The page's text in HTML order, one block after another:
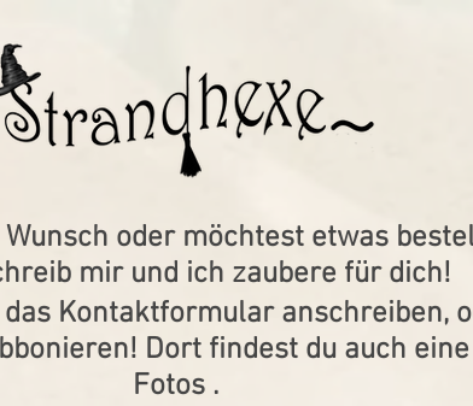
oder möchtest etwas
mir und ich zaubere für dich!
Kontaktformular anschreiben,
Dort findest du auch
Fotos .